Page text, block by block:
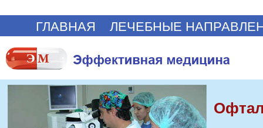
ГЛАВНАЯ ЛЕЧЕБНЫЕ